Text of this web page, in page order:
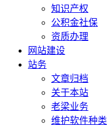
知识产权
公积金社保
资质办理
网站建设
站务
文章归档
关于本站
老梁业务
维护软件种类